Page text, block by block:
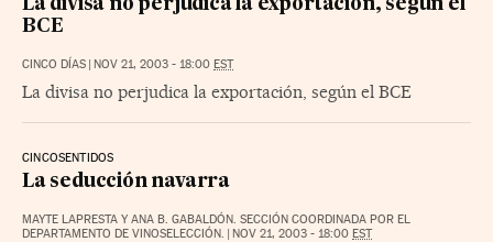
La divisa no perjudica la exportación, según el
BCE
CINCO DÍAS | NOV 21, 2003 - 18:00 EST
La divisa no perjudica la exportación, según el BCE
CINCOSENTIDOS
La seducción navarra
MAYTE LAPRESTA Y ANA B. GABALDÓN. SECCIÓN COORDINADA POR EL
DEPARTAMENTO DE VINOSELECCIÓN. | NOV 21, 2003 - 18:00 EST